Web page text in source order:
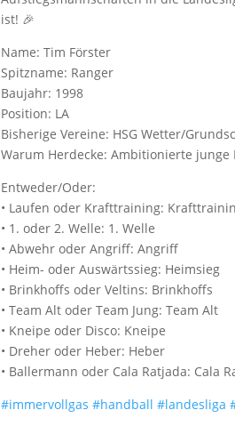
ist! 🎉
Name: Tim Förster
Spitzname: Ranger
Baujahr: 1998
Position: LA
Bisherige Vereine: HSG Wetter/
Warum Herdecke: Ambitionierte junge
Entweder/Oder:
• Laufen oder Krafttraining:
• 1. oder 2. Welle: 1. Welle
• Abwehr oder Angriff: Angriff
• Heim- oder Auswärtssieg: Heimsieg
• Brinkhoffs oder Veltins: Brinkhoffs
• Team Alt oder Team Jung: Team Alt
• Kneipe oder Disco: Kneipe
• Dreher oder Heber: Heber
• Ballermann oder Cala Ratjada: Cala
#immervollgas #handball #landesliga